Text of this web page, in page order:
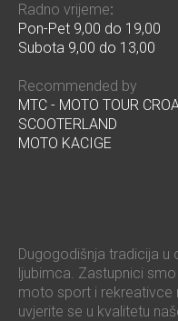
Radno vrijeme:
Pon-Pet 9,00 do 19,00
Subota 9,00 do 13,00
Recommended by
MTC - MOTO TOUR
SCOOTERLAND
MOTO KACIGE
Dugogodišnja tradicija u
ljubimca. Zastupnici
moto sport i rekreativce
uvjerite se u kvalitetu